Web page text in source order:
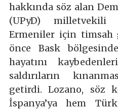
hakkında söz alan
(UPyD)
Ermeniler için timsah
önce Bask
hayatını
saldırıların
getirdi. Lozano, söz
İspanya’ya hem